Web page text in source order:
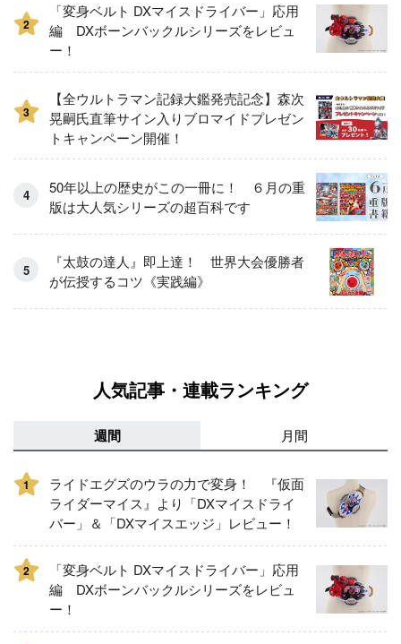
2
「変身ベルト DXマイスドライバー」応用
編 DXボーンバックルシリーズをレビュ
ー！
3
【全ウルトラマン記録大鑑発売記念】森次
晃嗣氏直筆サイン入りブロマイドプレゼン
トキャンペーン開催！
50年以上の歴史がこの一冊に！ ６月の重
版は大人気シリーズの超百科です
『太鼓の達人』即上達！ 世界大会優勝者
が伝授するコツ《実践編》
人気記事・連載ランキング
週間 月間
1
ライドエグズのウラの力で変身！ 『仮面
ライダーマイス』より「DXマイスドライ
バー」＆「DXマイスエッジ」レビュー！
2
「変身ベルト DXマイスドライバー」応用
編 DXボーンバックルシリーズをレビュ
ー！